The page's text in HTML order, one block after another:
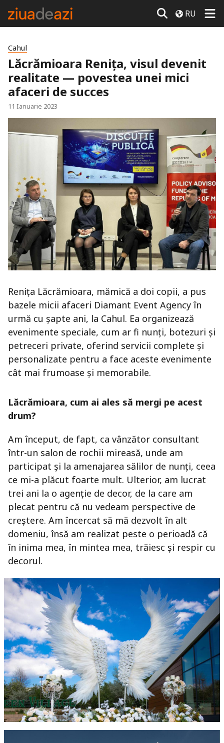
RU
Cahul
Lăcrămioara Renița, visul devenit
realitate — povestea unei mici
afaceri de succes
11 Ianuarie 2023
Renița Lăcrămioara, mămică a doi copii, a pus
bazele micii afaceri Diamant Event Agency în
urmă cu șapte ani, la Cahul. Ea organizează
evenimente speciale, cum ar fi nunți, botezuri și
petreceri private, oferind servicii complete și
personalizate pentru a face aceste evenimente
cât mai frumoase și memorabile.
Lăcrămioara, cum ai ales să mergi pe acest
drum?
Am început, de fapt, ca vânzător consultant
într-un salon de rochii mireasă, unde am
participat și la amenajarea sălilor de nunți, ceea
ce mi-a plăcut foarte mult. Ulterior, am lucrat
trei ani la o agenție de decor, de la care am
plecat pentru că nu vedeam perspective de
creștere. Am încercat să mă dezvolt în alt
domeniu, însă am realizat peste o perioadă că
în inima mea, în mintea mea, trăiesc și respir cu
decorul.